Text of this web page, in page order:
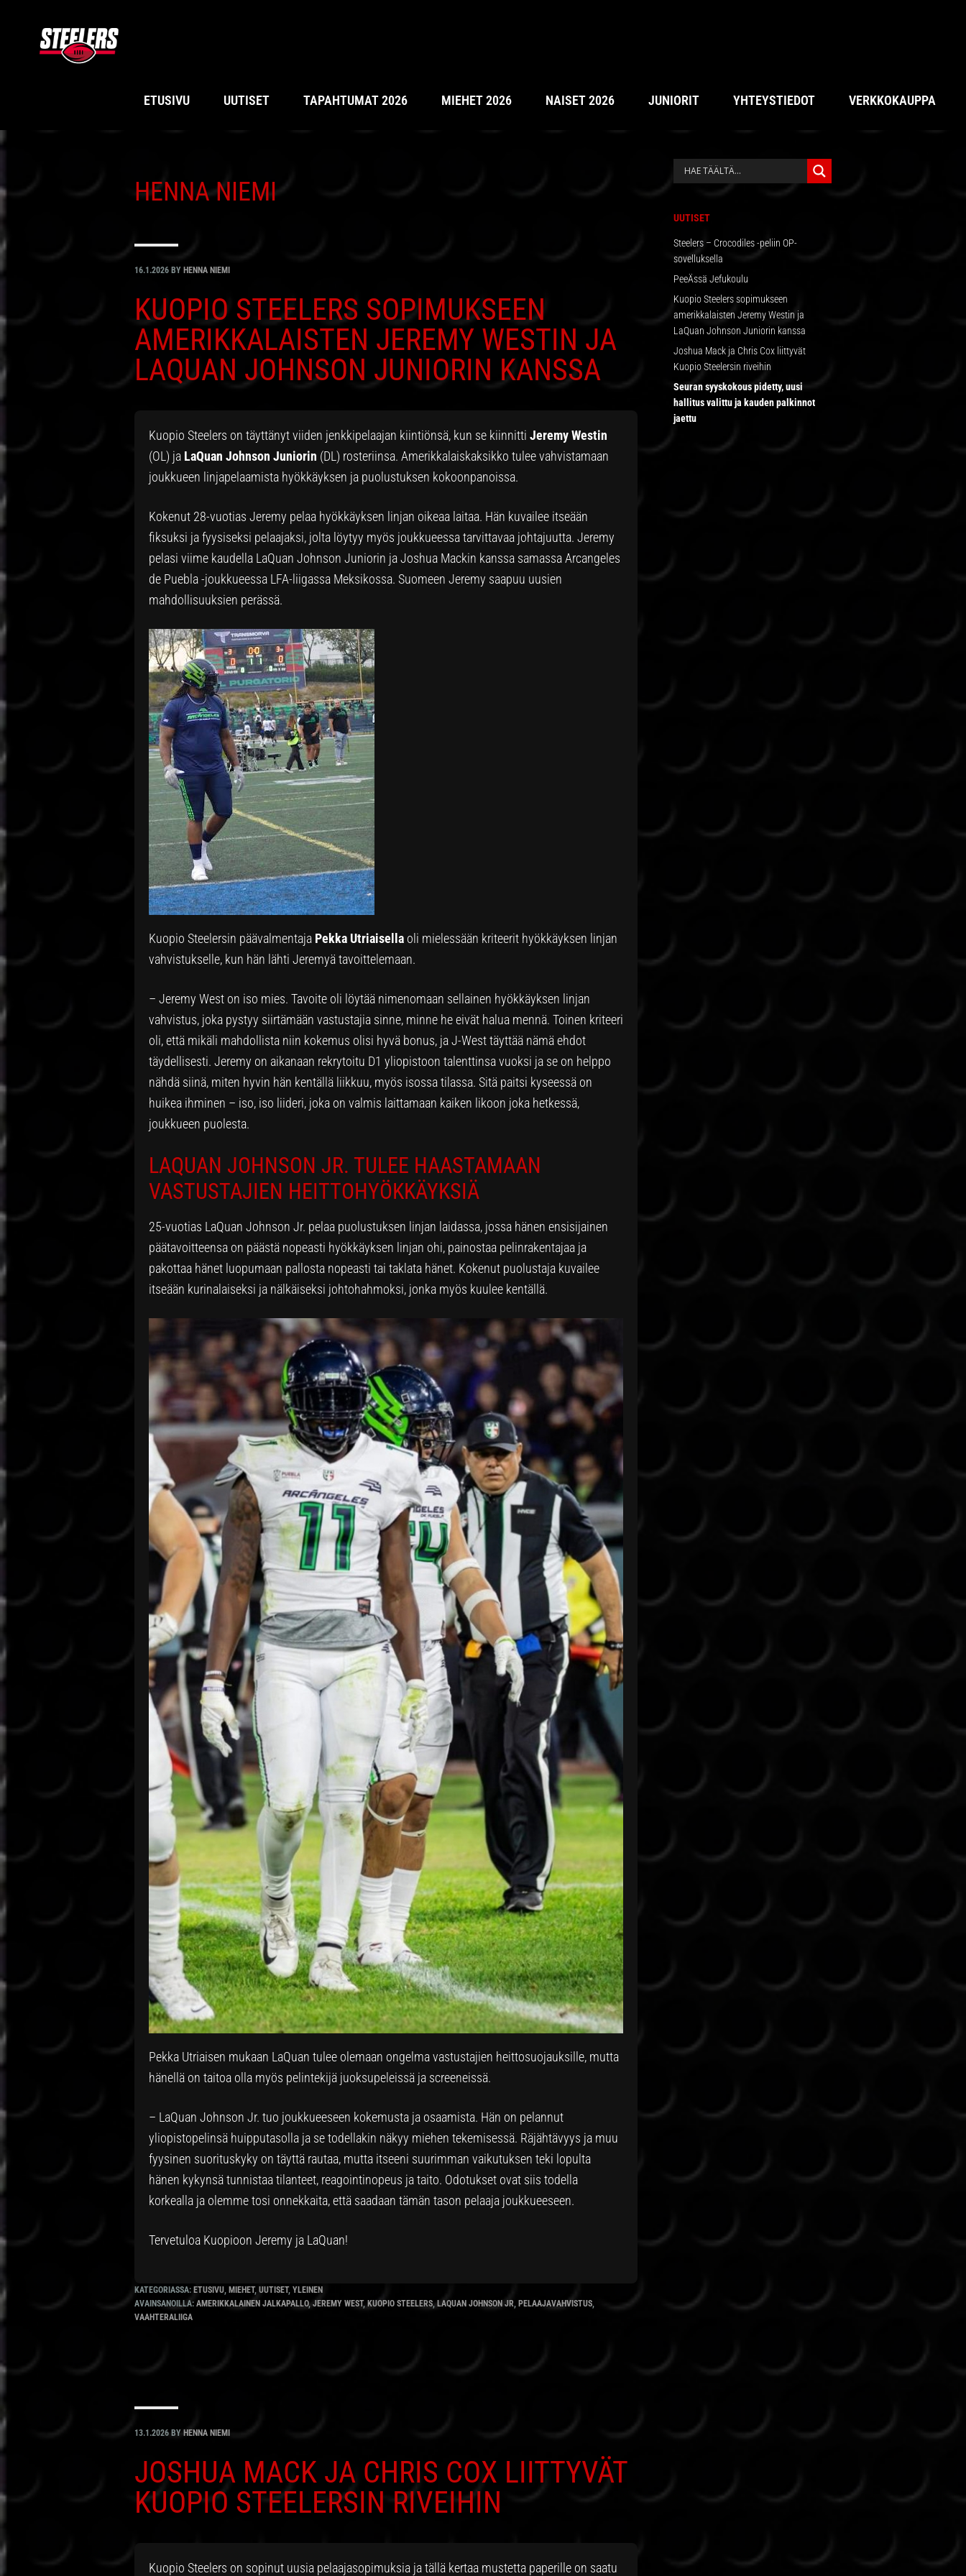
ensisijaiseen
valikkoon
pääsisältöön
ensisijaiseen
sivupalkkiin
alatunnisteeseen
ETUSIVU UUTISET TAPAHTUMAT 2026 MIEHET 2026 NAISET 2026 JUNIORIT YHTEYSTIEDOT VERKKOKAUPPA
HENNA NIEMI
16.1.2026 BY HENNA NIEMI
KUOPIO STEELERS SOPIMUKSEEN
AMERIKKALAISTEN JEREMY WESTIN JA
LAQUAN JOHNSON JUNIORIN KANSSA
Kuopio Steelers on täyttänyt viiden jenkkipelaajan kiintiönsä, kun se kiinnitti Jeremy Westin
(OL) ja LaQuan Johnson Juniorin (DL) rosteriinsa. Amerikkalaiskaksikko tulee vahvistamaan
joukkueen linjapelaamista hyökkäyksen ja puolustuksen kokoonpanoissa.
Kokenut 28-vuotias Jeremy pelaa hyökkäyksen linjan oikeaa laitaa. Hän kuvailee itseään
fiksuksi ja fyysiseksi pelaajaksi, jolta löytyy myös joukkueessa tarvittavaa johtajuutta. Jeremy
pelasi viime kaudella LaQuan Johnson Juniorin ja Joshua Mackin kanssa samassa Arcangeles
de Puebla -joukkueessa LFA-liigassa Meksikossa. Suomeen Jeremy saapuu uusien
mahdollisuuksien perässä.
Kuopio Steelersin päävalmentaja Pekka Utriaisella oli mielessään kriteerit hyökkäyksen linjan
vahvistukselle, kun hän lähti Jeremyä tavoittelemaan.
– Jeremy West on iso mies. Tavoite oli löytää nimenomaan sellainen hyökkäyksen linjan
vahvistus, joka pystyy siirtämään vastustajia sinne, minne he eivät halua mennä. Toinen kriteeri
oli, että mikäli mahdollista niin kokemus olisi hyvä bonus, ja J-West täyttää nämä ehdot
täydellisesti. Jeremy on aikanaan rekrytoitu D1 yliopistoon talenttinsa vuoksi ja se on helppo
nähdä siinä, miten hyvin hän kentällä liikkuu, myös isossa tilassa. Sitä paitsi kyseessä on
huikea ihminen – iso, iso liideri, joka on valmis laittamaan kaiken likoon joka hetkessä,
joukkueen puolesta.
LAQUAN JOHNSON JR. TULEE HAASTAMAAN
VASTUSTAJIEN HEITTOHYÖKKÄYKSIÄ
25-vuotias LaQuan Johnson Jr. pelaa puolustuksen linjan laidassa, jossa hänen ensisijainen
päätavoitteensa on päästä nopeasti hyökkäyksen linjan ohi, painostaa pelinrakentajaa ja
pakottaa hänet luopumaan pallosta nopeasti tai taklata hänet. Kokenut puolustaja kuvailee
itseään kurinalaiseksi ja nälkäiseksi johtohahmoksi, jonka myös kuulee kentällä.
Pekka Utriaisen mukaan LaQuan tulee olemaan ongelma vastustajien heittosuojauksille, mutta
hänellä on taitoa olla myös pelintekijä juoksupeleissä ja screeneissä.
– LaQuan Johnson Jr. tuo joukkueeseen kokemusta ja osaamista. Hän on pelannut
yliopistopelinsä huipputasolla ja se todellakin näkyy miehen tekemisessä. Räjähtävyys ja muu
fyysinen suorituskyky on täyttä rautaa, mutta itseeni suurimman vaikutuksen teki lopulta
hänen kykynsä tunnistaa tilanteet, reagointinopeus ja taito. Odotukset ovat siis todella
korkealla ja olemme tosi onnekkaita, että saadaan tämän tason pelaaja joukkueeseen.
Tervetuloa Kuopioon Jeremy ja LaQuan!
KATEGORIASSA: ETUSIVU, MIEHET, UUTISET, YLEINEN
AVAINSANOILLA: AMERIKKALAINEN JALKAPALLO,JEREMY WEST, KUOPIO STEELERS, LAQUAN JOHNSON JR, PELAAJAVAHVISTUS,
VAAHTERALIIGA
13.1.2026 BY HENNA NIEMI
JOSHUA MACK JA CHRIS COX LIITTYVÄT
KUOPIO STEELERSIN RIVEIHIN
Kuopio Steelers on sopinut uusia pelaajasopimuksia ja tällä kertaa mustetta paperille on saatu
ENSISIJAINEN
SIVUPALKKI
UUTISET
Steelers – Crocodiles -peliin OP-
sovelluksella
PeeÄssä Jefukoulu
Kuopio Steelers sopimukseen
amerikkalaisten Jeremy Westin ja
LaQuan Johnson Juniorin kanssa
Joshua Mack ja Chris Cox liittyvät
Kuopio Steelersin riveihin
Seuran syyskokous pidetty, uusi
hallitus valittu ja kauden palkinnot
jaettu